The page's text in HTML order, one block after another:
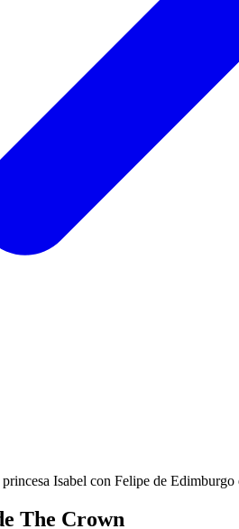
Isabel con Felipe de Edimburgo
The Crown